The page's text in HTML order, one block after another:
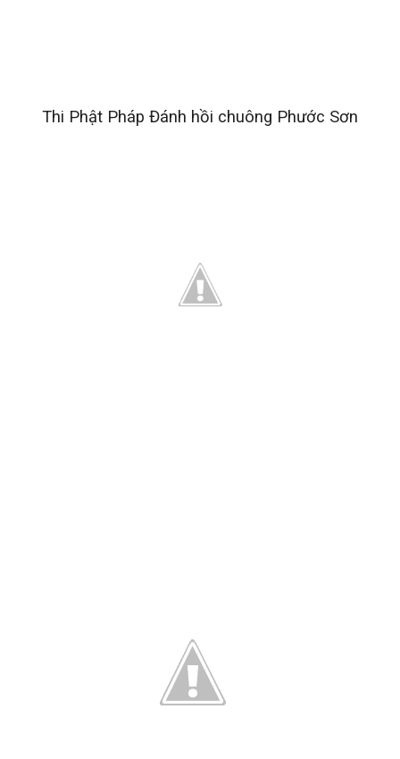
Thi Phật Pháp Đánh hồi chuông Phước Sơn